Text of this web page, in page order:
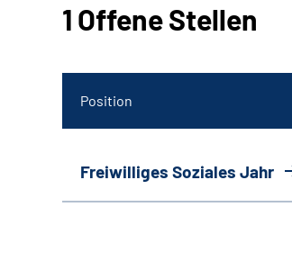
1 Offene Stellen
Position
Freiwilliges Soziales Jahr